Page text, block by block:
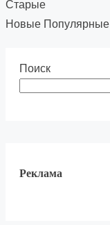
Старые
Новые Популярные
Поиск
Реклама